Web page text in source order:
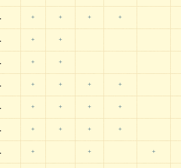
+ + + +
+ +
+ +
+ + + +
+ + + +
+ + + +
+ + +